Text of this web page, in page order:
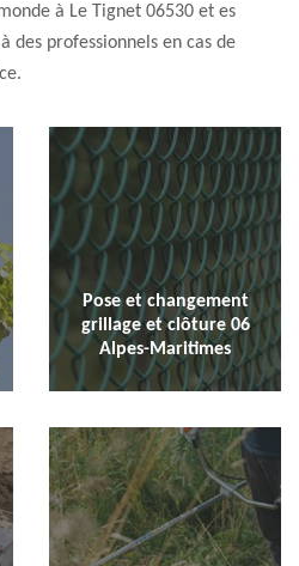
à Le Tignet 06530 et es
des professionnels en cas de
Pose et changement
grillage et clôture 06
Alpes-Maritimes